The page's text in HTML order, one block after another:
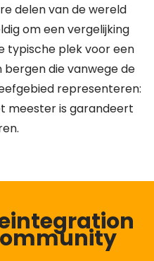
delen van de wereld
om een vergelijking
typische plek voor een
die vanwege de
representeren:
meester is garandeert